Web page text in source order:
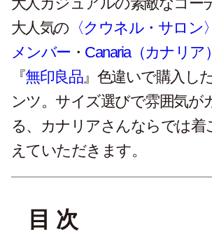
大人気の 〈クウネル・サロン
メンバー ・ Canaria（カナリア）
『無印良品』色違いで購入し
ンツ。サイズ選びで雰囲気が
る、カナリアさんならでは着
えていただきます。
目 次